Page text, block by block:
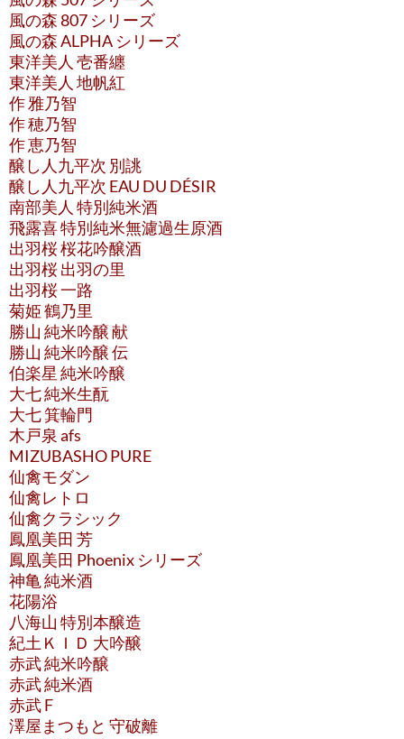
風の森 807 シリーズ
風の森 ALPHA シリーズ
東洋美人 壱番纏
東洋美人 地帆紅
作 雅乃智
作 穂乃智
作 恵乃智
醸し人九平次 別誂
醸し人九平次 EAU DU DÉSIR
南部美人 特別純米酒
飛露喜 特別純米無濾過生原酒
出羽桜 桜花吟醸酒
出羽桜 出羽の里
出羽桜 一路
菊姫 鶴乃里
勝山 純米吟醸 献
勝山 純米吟醸 伝
伯楽星 純米吟醸
大七 純米生酛
大七 箕輪門
木戸泉 afs
MIZUBASHO PURE
仙禽モダン
仙禽レトロ
仙禽クラシック
鳳凰美田 芳
鳳凰美田 Phoenix シリーズ
神亀 純米酒
花陽浴
八海山 特別本醸造
紀土ＫＩＤ 大吟醸
赤武 純米吟醸
赤武 純米酒
赤武 F
澤屋まつもと 守破離